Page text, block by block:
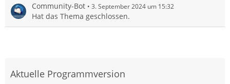
Community-Bot 3. September 2024 um 15:32
Hat das Thema geschlossen.
Aktuelle Programmversion